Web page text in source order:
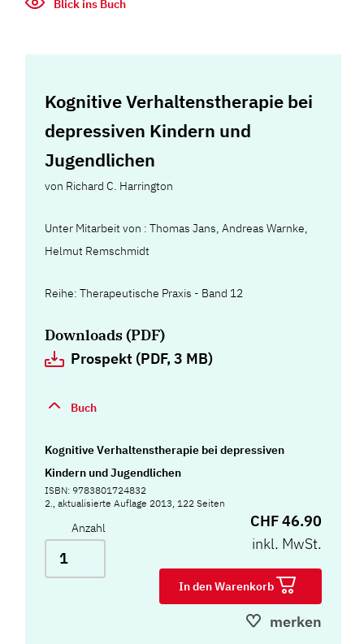
Blick ins Buch
Kognitive Verhaltenstherapie bei
depressiven Kindern und
Jugendlichen
von Richard C. Harrington
Unter Mitarbeit von : Thomas Jans, Andreas Warnke,
Helmut Remschmidt
Reihe: Therapeutische Praxis - Band 12
Downloads (PDF)
Prospekt (PDF, 3 MB)
Buch
Kognitive Verhaltenstherapie bei depressiven
Kindern und Jugendlichen
ISBN: 9783801724832
2., aktualisierte Auflage 2013, 122 Seiten
Anzahl
CHF 46.90
inkl. MwSt.
In den Warenkorb
merken